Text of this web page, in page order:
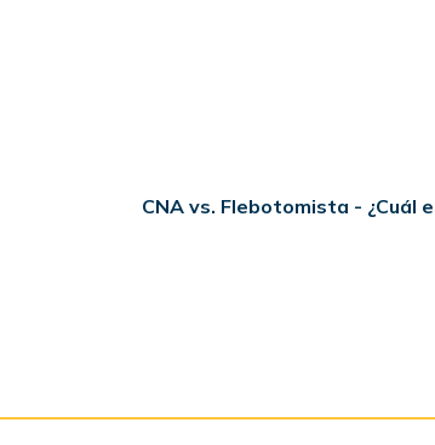
CNA vs. Flebotomista - ¿Cuál